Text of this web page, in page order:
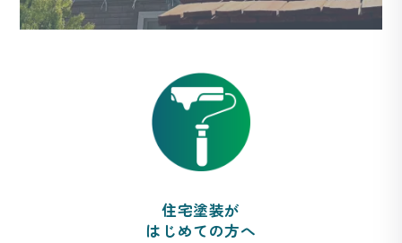
住宅塗装が
はじめての方へ